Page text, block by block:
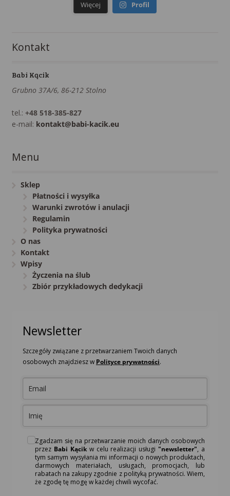
Więcej Profil
Kontakt
Babi Kącik
Grubno 37A/6, 86-212 Stolno
tel.: +48 518-385-827
e-mail: kontakt@babi-kacik.eu
Menu
Sklep
Płatności i wysyłka
Warunki zwrotów i anulacji
Regulamin
Polityka prywatności
O nas
Kontakt
Wpisy
Życzenia na ślub
Zbiór przykładowych dedykacji
Newsletter
Szczegóły związane z przetwarzaniem Twoich danych
osobowych znajdziesz w Polityce prywatności.
Zgadzam się na przetwarzanie moich danych osobowych
przez Babi Kącikw celu realizacji usługi"newsletter", a
tym samym wysyłania mi informacji o nowych produktach,
darmowych materiałach, usługach, promocjach, lub
rabatach na zakupy zgodnie z polityką prywatności. Wiem,
że zgodę tę mogę w każdej chwili wycofać.